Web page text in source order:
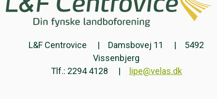
L&F Centrovice Damsbovej 11
5492
Vissenbjerg
Tlf.: 2294 4128
lipe@velas.dk